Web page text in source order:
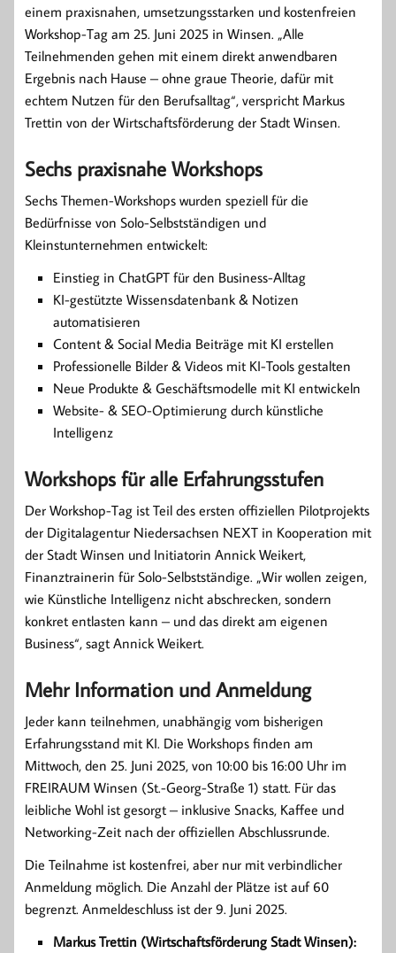
einem praxisnahen, umsetzungsstarken und kostenfreien
Workshop-Tag am 25. Juni 2025 in Winsen. „Alle
Teilnehmenden gehen mit einem direkt anwendbaren
Ergebnis nach Hause – ohne graue Theorie, dafür mit
echtem Nutzen für den Berufsalltag“, verspricht Markus
Trettin von der Wirtschaftsförderung der Stadt Winsen.
Sechs praxisnahe Workshops
Sechs Themen-Workshops wurden speziell für die
Bedürfnisse von Solo-Selbstständigen und
Kleinstunternehmen entwickelt:
Einstieg in ChatGPT für den Business-Alltag
KI-gestützte Wissensdatenbank & Notizen
automatisieren
Content & Social Media Beiträge mit KI erstellen
Professionelle Bilder & Videos mit KI-Tools gestalten
Neue Produkte & Geschäftsmodelle mit KI entwickeln
Website- & SEO-Optimierung durch künstliche
Intelligenz
Workshops für alle Erfahrungsstufen
Der Workshop-Tag ist Teil des ersten offiziellen Pilotprojekts
der Digitalagentur Niedersachsen NEXT in Kooperation mit
der Stadt Winsen und Initiatorin Annick Weikert,
Finanztrainerin für Solo-Selbstständige. „Wir wollen zeigen,
wie Künstliche Intelligenz nicht abschrecken, sondern
konkret entlasten kann – und das direkt am eigenen
Business“, sagt Annick Weikert.
Mehr Information und Anmeldung
Jeder kann teilnehmen, unabhängig vom bisherigen
Erfahrungsstand mit KI. Die Workshops finden am
Mittwoch, den 25. Juni 2025, von 10:00 bis 16:00 Uhr im
FREIRAUM Winsen (St.-Georg-Straße 1) statt. Für das
leibliche Wohl ist gesorgt – inklusive Snacks, Kaffee und
Networking-Zeit nach der offiziellen Abschlussrunde.
Die Teilnahme ist kostenfrei, aber nur mit verbindlicher
Anmeldung möglich. Die Anzahl der Plätze ist auf 60
begrenzt. Anmeldeschluss ist der 9. Juni 2025.
Markus Trettin (Wirtschaftsförderung Stadt Winsen):